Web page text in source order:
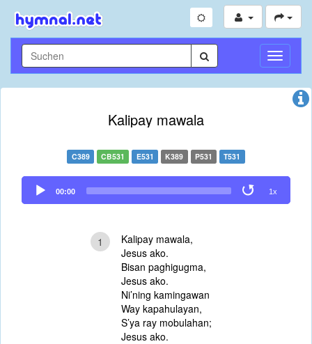
Kalipay mawala
C389 CB531 E531 K389 P531 T531
Audio
Player
00:00 1x
1
Kalipay mawala,
Jesus ako.
Bisan paghigugma,
Jesus ako.
Ni’ning kamingawan
Way kapahulayan,
S’ya ray mobulahan;
Jesus ako.